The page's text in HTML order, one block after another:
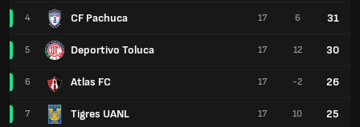
4 CF Pachuca
5 Deportivo Toluca
6 Atlas FC
7 Tigres UANL
17 6 31
17 12 30
17 -2 26
17 10 25